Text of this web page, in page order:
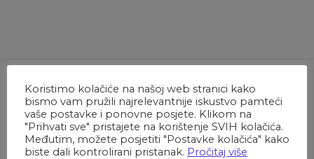
O Oroslavju
Koristimo kolačiće na našoj web stranici kako
bismo vam pružili najrelevantnije iskustvo pamteći
vaše postavke i ponovne posjete. Klikom na
"Prihvati sve" pristajete na korištenje SVIH kolačića.
Međutim, možete posjetiti "Postavke kolačića" kako
biste dali kontrolirani pristanak. Pročitaj više